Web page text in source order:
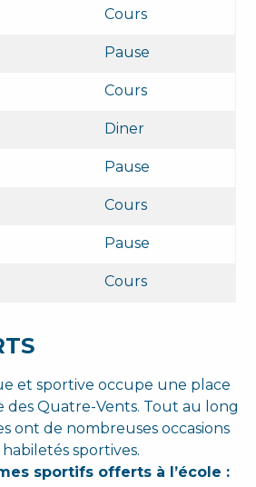
Cours
Pause
Cours
Diner
Pause
Cours
Pause
Cours
et sportive occupe une place
des Quatre-Vents. Tout au long
ont de nombreuses occasions
sportives.
sportifs offerts à l’école :